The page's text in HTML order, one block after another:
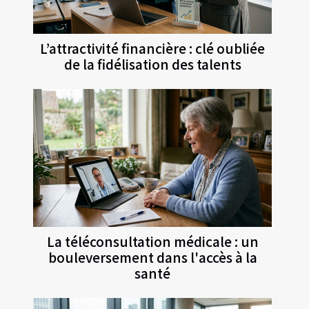
L’attractivité financière : clé oubliée
de la fidélisation des talents
La téléconsultation médicale : un
bouleversement dans l'accès à la
santé